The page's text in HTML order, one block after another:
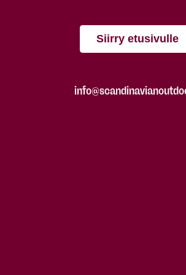
Siirry etusivulle